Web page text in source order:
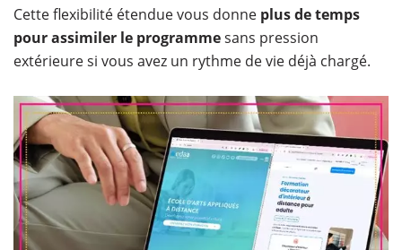
Cette flexibilité étendue vous donne plus de temps
pour assimiler le programmesans pression
extérieure si vous avez un rythme de vie déjà chargé.